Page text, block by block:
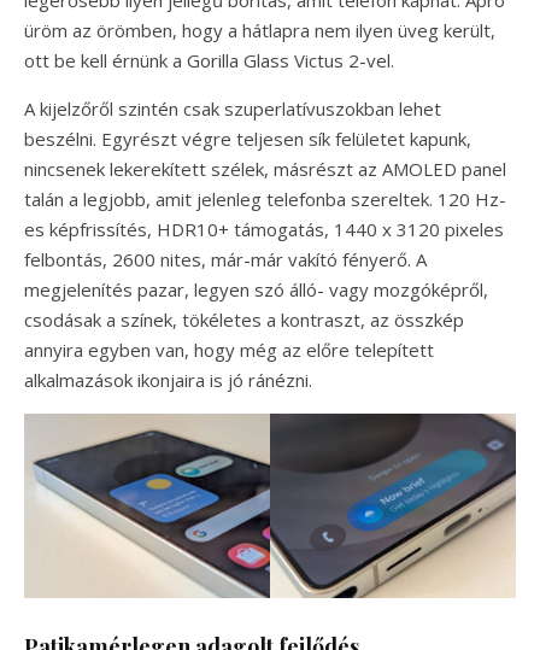
üröm az örömben, hogy a hátlapra nem ilyen üveg került,
ott be kell érnünk a Gorilla Glass Victus 2-vel.
A kijelzőről szintén csak szuperlatívuszokban lehet
beszélni. Egyrészt végre teljesen sík felületet kapunk,
nincsenek lekerekített szélek, másrészt az AMOLED panel
talán a legjobb, amit jelenleg telefonba szereltek. 120 Hz-
es képfrissítés, HDR10+ támogatás, 1440 x 3120 pixeles
felbontás, 2600 nites, már-már vakító fényerő. A
megjelenítés pazar, legyen szó álló- vagy mozgóképről,
csodásak a színek, tökéletes a kontraszt, az összkép
annyira egyben van, hogy még az előre telepített
alkalmazások ikonjaira is jó ránézni.